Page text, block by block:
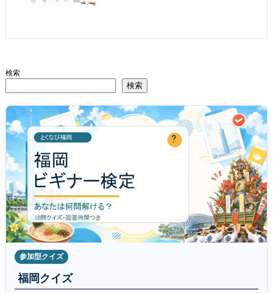
検索
検索
参加型クイズ
福岡クイズ